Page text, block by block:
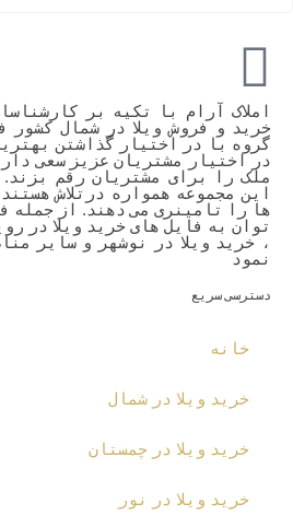
املاک آرام با تکیه بر
خرید و فروش ویلا در شمال کشور
گروه با در اختیار گذاشتن
در اختیار مشتریان عزیز سعی
ملک را برای مشتریان رقم
این مجموعه همواره درتلاش
ها را تامینری می دهند. از جمله
توان به فایل های خرید ویلا در
، خرید ویلا در نوشهر و سایر
نمود
دسترسی سریع
خانه
خرید ویلا در شمال
خرید ویلا در چمستان
خرید ویلا در نور